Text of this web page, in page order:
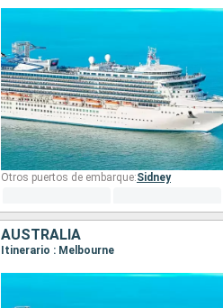
Otros puertos de embarque:Sidney
AUSTRALIA
Itinerario : Melbourne